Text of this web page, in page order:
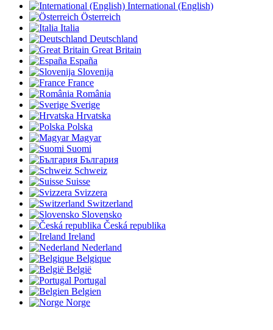
International (English)
Österreich
Italia
Deutschland
Great Britain
España
Slovenija
France
România
Sverige
Hrvatska
Polska
Magyar
Suomi
България
Schweiz
Suisse
Svizzera
Switzerland
Slovensko
Česká republika
Ireland
Nederland
Belgique
België
Portugal
Belgien
Norge